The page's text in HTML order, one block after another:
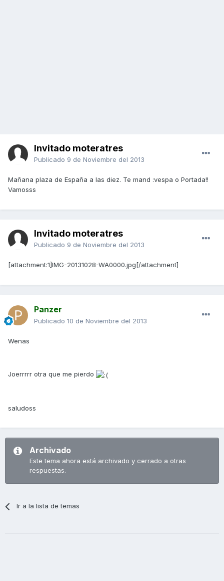
Invitado moteratres
Publicado 9 de Noviembre del 2013
Mañana plaza de España a las diez. Te mand :vespa o Portada!!
Vamosss
Invitado moteratres
Publicado 9 de Noviembre del 2013
[attachment:1]IMG-20131028-WA0000.jpg[/attachment]
Panzer
Publicado 10 de Noviembre del 2013
Wenas
Joerrrrr otra que me pierdo
saludoss
Archivado
Este tema ahora está archivado y cerrado a otras
respuestas.
Ir a la lista de temas